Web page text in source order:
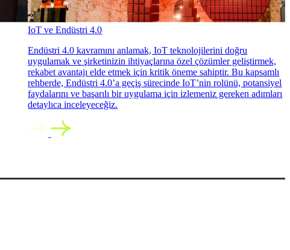
IoT ve Endüstri 4.0
Endüstri 4.0 kavramını anlamak, IoT teknolojilerini doğru
uygulamak ve şirketinizin ihtiyaçlarına özel çözümler geliştirmek,
rekabet avantajı elde etmek için kritik öneme sahiptir. Bu kapsamlı
rehberde, Endüstri 4.0’a geçiş sürecinde IoT’nin rolünü, potansiyel
faydalarını ve başarılı bir uygulama için izlemeniz gereken adımları
detaylıca inceleyeceğiz.